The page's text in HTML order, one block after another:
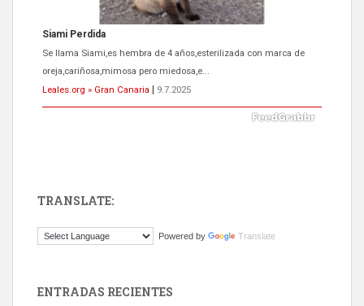
ADOPCIÓN URGENTE GATA TEROR GRAN CANARIA
El ayuntamiento se va a llevar a Los Gatos callejeros de la zona los
próximos días, ella incluida...
es muy manso y extremadamente cari...
TRANSLATE:
Powered by Translate
ENTRADAS RECIENTES